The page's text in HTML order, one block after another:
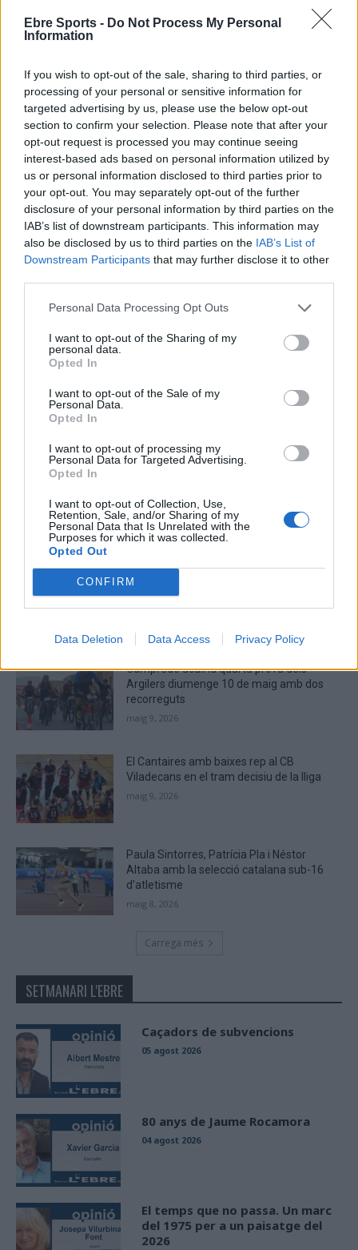
Ebre Sports - Do Not Process My Personal
Information
If you wish to opt-out of the sale, sharing to third parties, or
processing of your personal or sensitive information for
targeted advertising by us, please use the below opt-out
section to confirm your selection. Please note that after your
opt-out request is processed you may continue seeing
interest-based ads based on personal information utilized by
us or personal information disclosed to third parties prior to
your opt-out. You may separately opt-out of the further
disclosure of your personal information by third parties on the
IAB’s list of downstream participants. This information may
also be disclosed by us to third parties on the IAB’s List of
Downstream Participants that may further disclose it to other
Personal Data Processing Opt Outs
I want to opt-out of the Sharing of my
personal data.
Opted In
I want to opt-out of the Sale of my
Personal Data.
Opted In
I want to opt-out of processing my
Personal Data for Targeted Advertising.
Opted In
I want to opt-out of Collection, Use,
Retention, Sale, and/or Sharing of my
Personal Data that Is Unrelated with the
Purposes for which it was collected.
Opted Out
CONFIRM
Data Deletion Data Access Privacy Policy
DEIXA UNA RESPOSTA
Comentari:
Deseu el meu nom, el correu electrònic i el lloc web en
aquest navegador per a la propera vegada que comenti.
Captcha 9 - 4 = ?
characters
CAPTCHA
that
ÚLTIMES NOTÍCIES
La Cursa de l’Aldea segona d’etiqueta d’or
de la Running Sèries Terres de l’Ebre
maig 9, 2026
Campredó acull la quarta prova dels
Argilers diumenge 10 de maig amb dos
recorreguts
maig 9, 2026
El Cantaires amb baixes rep al CB
Viladecans en el tram decisiu de la lliga
maig 9, 2026
Paula Sintorres, Patrícia Pla i Néstor
Altaba amb la selecció catalana sub-16
d’atletisme
maig 8, 2026
Carrega més
SETMANARI L'EBRE
Caçadors de subvencions
05 agost 2026
80 anys de Jaume Rocamora
04 agost 2026
El temps que no passa. Un marc
del 1975 per a un paisatge del
2026